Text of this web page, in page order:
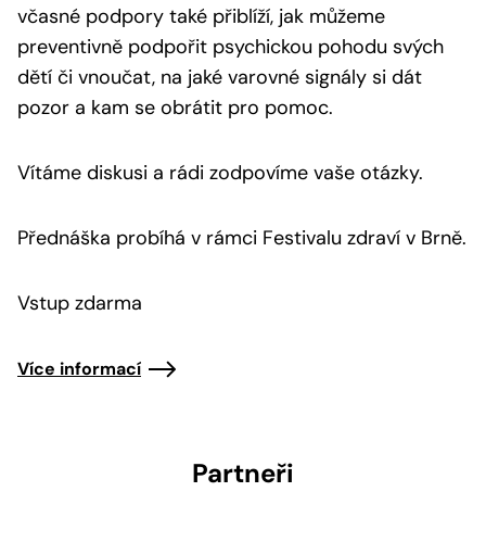
včasné podpory také přiblíží, jak můžeme
preventivně podpořit psychickou pohodu svých
dětí či vnoučat, na jaké varovné signály si dát
pozor a kam se obrátit pro pomoc.
Vítáme diskusi a rádi zodpovíme vaše otázky.
Přednáška probíhá v rámci Festivalu zdraví v Brně.
Vstup zdarma
Více informací
Partneři